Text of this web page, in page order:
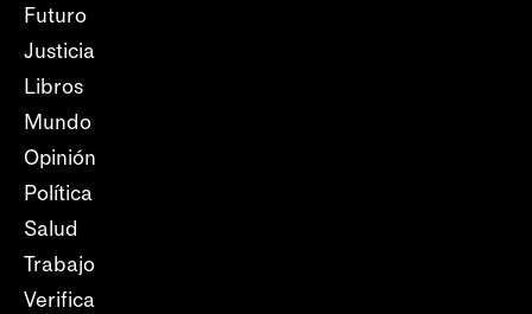
Futuro
Justicia
Libros
Mundo
Opinión
Política
Salud
Trabajo
Verifica